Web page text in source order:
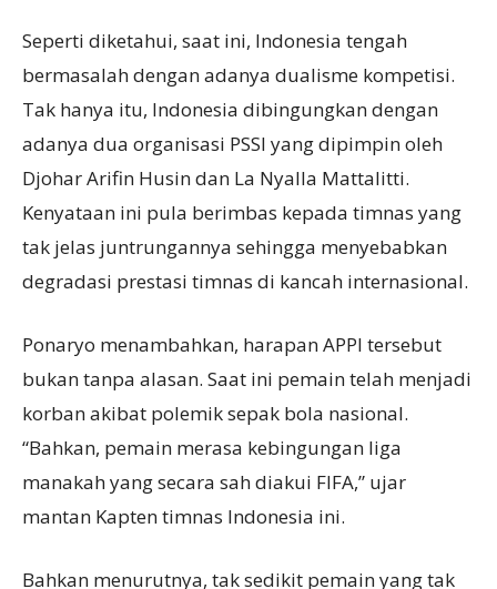
Seperti diketahui, saat ini, Indonesia tengah
bermasalah dengan adanya dualisme kompetisi.
Tak hanya itu, Indonesia dibingungkan dengan
adanya dua organisasi PSSI yang dipimpin oleh
Djohar Arifin Husin dan La Nyalla Mattalitti.
Kenyataan ini pula berimbas kepada timnas yang
tak jelas juntrungannya sehingga menyebabkan
degradasi prestasi timnas di kancah internasional.
Ponaryo menambahkan, harapan APPI tersebut
bukan tanpa alasan. Saat ini pemain telah menjadi
korban akibat polemik sepak bola nasional.
“Bahkan, pemain merasa kebingungan liga
manakah yang secara sah diakui FIFA,” ujar
mantan Kapten timnas Indonesia ini.
Bahkan menurutnya, tak sedikit pemain yang tak